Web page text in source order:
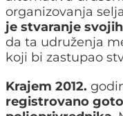
organizovanja
je stvaranje
da ta udruženja
koji bi zastupao
Krajem 2012.
registrovano